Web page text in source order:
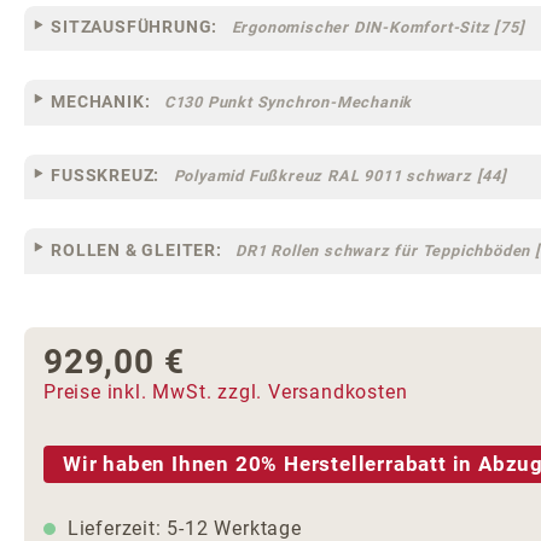
SITZAUSFÜHRUNG: Ergonomischer DIN-Komfort-Sitz [75]
MECHANIK: C130 Punkt Synchron-Mechanik
FUSSKREUZ: Polyamid Fußkreuz RAL 9011 schwarz [44]
ROLLEN & GLEITER: DR1 Rollen schwarz für Teppichböden
Regulärer Preis:
929,00 €
Preise inkl. MwSt. zzgl. Versandkosten
Wir haben Ihnen 20% Herstellerrabatt in
Lieferzeit: 5-12 Werktage